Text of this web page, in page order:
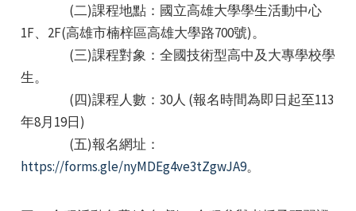
(二)課程地點：國立高雄大學學生活動中心
1F、2F(高雄市楠梓區高雄大學路700號)。
(三)課程對象：全國技術型高中及大專學校學
生。
(四)課程人數：30人 (報名時間為即日起至113
年8月19日)
(五)報名網址：
https://forms.gle/nyMDEg4ve3tZgwJA9。